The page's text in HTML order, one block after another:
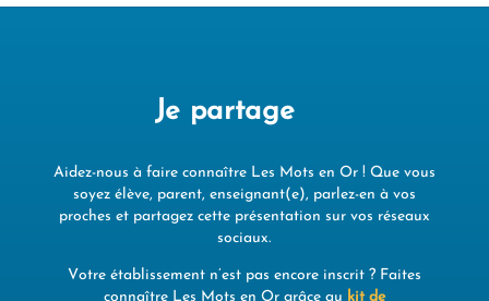
Je partage
Aidez-nous à faire connaître Les Mots en Or ! Que vous
soyez élève, parent, enseignant(e), parlez-en à vos
proches et partagez cette présentation sur vos réseaux
sociaux.
Votre établissement n’est pas encore inscrit ? Faites
connaître Les Mots en Or grâce au kit de